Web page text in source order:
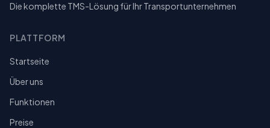
Die komplette TMS-Lösung für Ihr Transportunternehmen
PLATTFORM
Startseite
Über uns
Funktionen
Preise